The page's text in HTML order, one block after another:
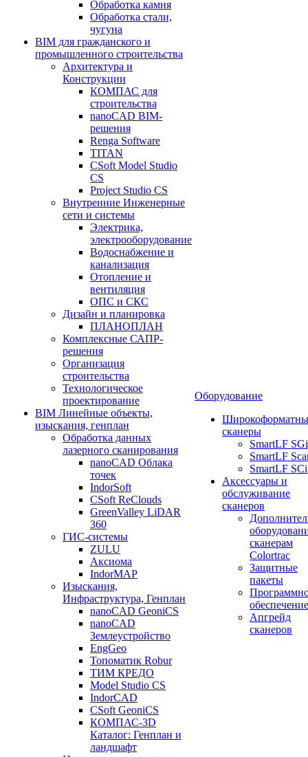
Обработка камня
Обработка стали,
чугуна
BIM для гражданского и
промышленного строительства
Архитектура и
Конструкции
КОМПАС для
строительства
nanoCAD BIM-
решения
Renga Software
TITAN
CSoft Model Studio
CS
Project Studio CS
Внутренние Инженерные
сети и системы
Электрика,
электрооборудование
Водоснабжение и
канализация
Отопление и
вентиляция
ОПС и СКС
Дизайн и планировка
ПЛАНОПЛАН
Комплексные САПР-
решения
Организация
строительства
Технологическое
проектирование
BIM Линейные объекты,
изыскания, генплан
Обработка данных
лазерного сканирования
nanoCAD Облака
точек
IndorSoft
CSoft ReClouds
GreenValley LiDAR
360
ГИС-системы
ZULU
Аксиома
IndorMAP
Изыскания,
Инфраструктура, Генплан
nanoCAD GeoniCS
nanoCAD
Землеустройство
EngGeo
Топоматик Robur
ТИМ КРЕДО
Model Studio CS
IndorCAD
CSoft GeoniCS
КОМПАС-3D
Каталог: Генплан и
ландшафт
Оборудование
сканеры
SmartLF SGi
SmartLF
SmartLF SCi
Аксессуары и
обслуживание
сканеров
сканерам
Colortrac
Защитные
пакеты
обеспечение
Апгрейд
сканеров